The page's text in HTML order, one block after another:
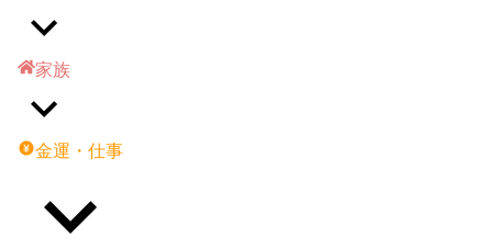
家族
金運・仕事